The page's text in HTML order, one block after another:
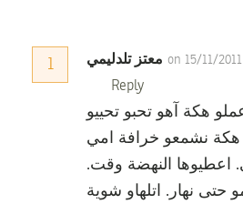
1 معتز تلدليمي on 15/11/
Reply
هكة آهو تحبو تحييو
هكة نشمعو خرافة امي
النهضة وقت.
حتى نهار. اتلهاو شوية